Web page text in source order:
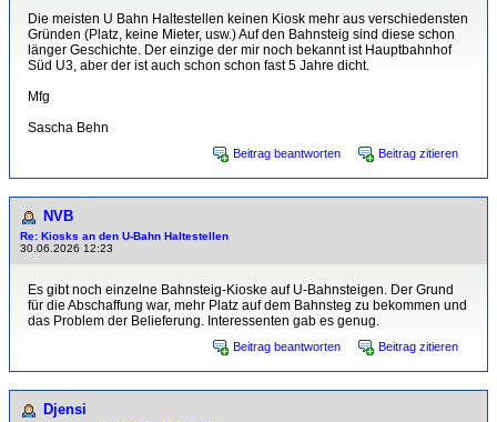
Die meisten U Bahn Haltestellen keinen Kiosk mehr aus verschiedensten
Gründen (Platz, keine Mieter, usw.) Auf den Bahnsteig sind diese schon
länger Geschichte. Der einzige der mir noch bekannt ist Hauptbahnhof
Süd U3, aber der ist auch schon schon fast 5 Jahre dicht.
Mfg
Sascha Behn
Beitrag beantworten Beitrag zitieren
NVB
Re: Kiosks an den U-Bahn Haltestellen
30.06.2026 12:23
Es gibt noch einzelne Bahnsteig-Kioske auf U-Bahnsteigen. Der Grund
für die Abschaffung war, mehr Platz auf dem Bahnsteg zu bekommen und
das Problem der Belieferung. Interessenten gab es genug.
Beitrag beantworten Beitrag zitieren
Djensi